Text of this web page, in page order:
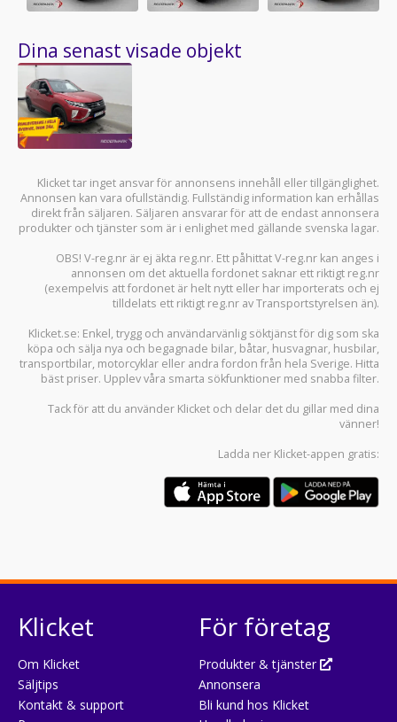
Dina senast visade objekt
Klicket tar inget ansvar för annonsens innehåll eller tillgänglighet.
Annonsen kan vara ofullständig. Fullständig information kan erhållas
direkt från säljaren. Säljaren ansvarar för att de endast annonsera
produkter och tjänster som är i enlighet med gällande svenska lagar.
OBS! V-reg.nr är ej äkta reg.nr. Ett påhittat V-reg.nr kan anges i
annonsen om det aktuella fordonet saknar ett riktigt reg.nr
(exempelvis att fordonet är helt nytt eller har importerats och ej
tilldelats ett riktigt reg.nr av Transportstyrelsen än).
Klicket.se: Enkel, trygg och användarvänlig söktjänst för dig som ska
köpa och sälja nya och begagnade bilar, båtar, husvagnar, husbilar,
transportbilar, motorcyklar eller andra fordon från hela Sverige. Hitta
bäst priser. Upplev våra smarta sökfunktioner med snabba filter.
Tack för att du använder Klicket och delar det du gillar med dina
vänner!
Ladda ner Klicket-appen gratis:
Klicket
Om Klicket
Säljtips
Kontakt & support
För företag
Produkter & tjänster
Annonsera
Bli kund hos Klicket